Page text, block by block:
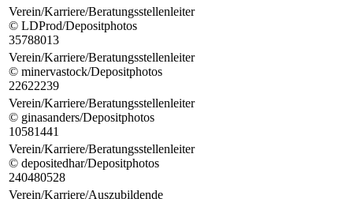
Verein/Karriere/Beratungsstellenleiter
© LDProd/Depositphotos
35788013
Verein/Karriere/Beratungsstellenleiter
© minervastock/Depositphotos
22622239
Verein/Karriere/Beratungsstellenleiter
© ginasanders/Depositphotos
10581441
Verein/Karriere/Beratungsstellenleiter
© depositedhar/Depositphotos
240480528
Verein/Karriere/Auszubildende